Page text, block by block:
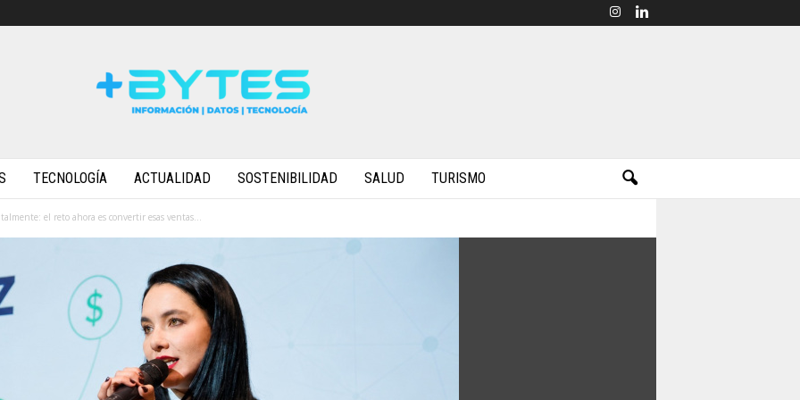
TECNOLOGÍA ACTUALIDAD SOSTENIBILIDAD SALUD TURISMO
el reto ahora es convertir esas ventas...